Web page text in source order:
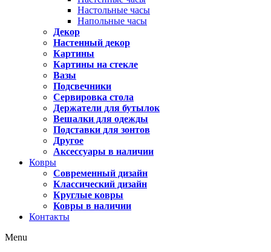
Настольные часы
Напольные часы
Декор
Настенный декор
Картины
Картины на стекле
Вазы
Подсвечники
Сервировка стола
Держатели для бутылок
Вешалки для одежды
Подставки для зонтов
Другое
Аксессуары в наличии
Ковры
Современный дизайн
Классический дизайн
Круглые ковры
Ковры в наличии
Контакты
Menu